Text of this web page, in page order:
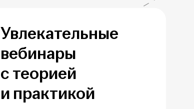
Увлекательные
вебинары
с теорией
и практикой